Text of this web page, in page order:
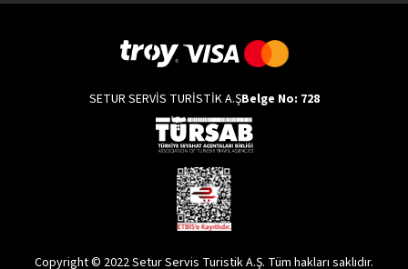
SETUR SERVİS TURİSTİK A.ŞBelge No: 728
Copyright © 2022 Setur Servis Turistik A.Ş. Tüm hakları saklıdır.